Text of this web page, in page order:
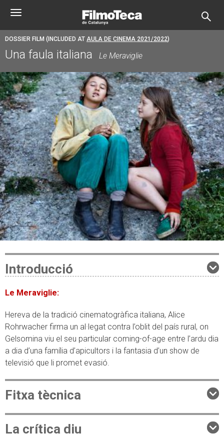
content
Toggle
DOSSIER FILM (INCLUDED AT AULA DE CINEMA 2021/2022)
Una faula italiana Le Meraviglie
Introducció
Le Meraviglie:
Hereva de la tradició cinematogràfica italiana, Alice
Rohrwacher firma un al·legat contra l’oblit del país rural, on
Gelsomina viu el seu particular coming-of-age entre l’ardu dia
a dia d’una família d’apicultors i la fantasia d’un show de
televisió que li promet evasió.
Fitxa tècnica
La crítica diu